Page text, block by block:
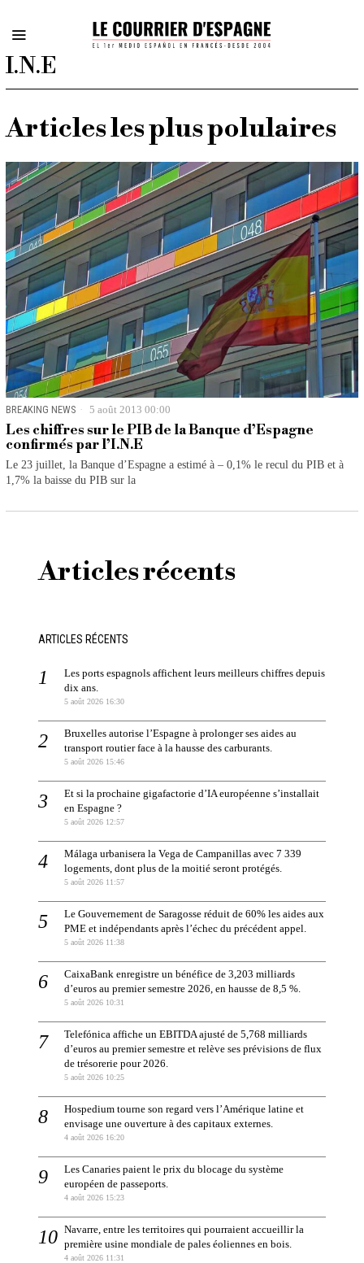
I.N.E
Articles les plus polulaires
BREAKING NEWS 5 août 2013 00:00
Les chiffres sur le PIB de la Banque d’Espagne
confirmés par l’I.N.E
Le 23 juillet, la Banque d’Espagne a estimé à – 0,1% le recul du PIB et à
1,7% la baisse du PIB sur la
Articles récents
ARTICLES RÉCENTS
Les ports espagnols affichent leurs meilleurs chiffres depuis
dix ans.
5 août 2026 16:30
Bruxelles autorise l’Espagne à prolonger ses aides au
transport routier face à la hausse des carburants.
5 août 2026 15:46
Et si la prochaine gigafactorie d’IA européenne s’installait
en Espagne ?
5 août 2026 12:57
Málaga urbanisera la Vega de Campanillas avec 7 339
logements, dont plus de la moitié seront protégés.
5 août 2026 11:57
Le Gouvernement de Saragosse réduit de 60% les aides aux
PME et indépendants après l’échec du précédent appel.
5 août 2026 11:38
CaixaBank enregistre un bénéfice de 3,203 milliards
d’euros au premier semestre 2026, en hausse de 8,5 %.
5 août 2026 10:31
Telefónica affiche un EBITDA ajusté de 5,768 milliards
d’euros au premier semestre et relève ses prévisions de flux
de trésorerie pour 2026.
5 août 2026 10:25
Hospedium tourne son regard vers l’Amérique latine et
envisage une ouverture à des capitaux externes.
4 août 2026 16:20
Les Canaries paient le prix du blocage du système
européen de passeports.
4 août 2026 15:23
Navarre, entre les territoires qui pourraient accueillir la
première usine mondiale de pales éoliennes en bois.
4 août 2026 11:31